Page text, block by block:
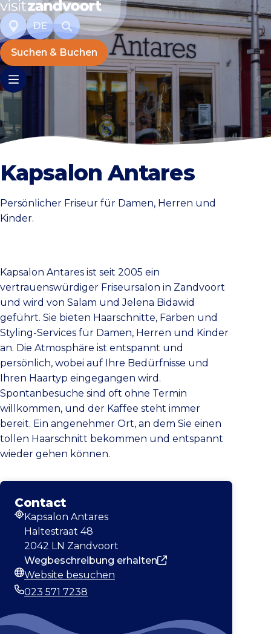
DE
Suchen & Buchen
Kapsalon Antares
Persönlicher Friseur für Damen, Herren und
Kinder.
Kapsalon Antares ist seit 2005 ein
vertrauenswürdiger Friseursalon in Zandvoort
und wird von Salam und Jelena Bidawid
geführt. Sie bieten Haarschnitte, Färben und
Styling-Services für Damen, Herren und Kinder
an. Die Atmosphäre ist entspannt und
persönlich, wobei auf Ihre Bedürfnisse und
Ihren Haartyp eingegangen wird.
Spontanbesuche sind oft ohne Termin
willkommen, und der Kaffee steht immer
bereit. Ein angenehmer Ort, an dem Sie einen
tollen Haarschnitt bekommen und entspannt
wieder gehen können.
Contact
Adresse
Kapsalon Antares
Haltestraat 48
2042 LN Zandvoort
Wegbeschreibung erhalten
Webseite
Website besuchen
023 571 7238